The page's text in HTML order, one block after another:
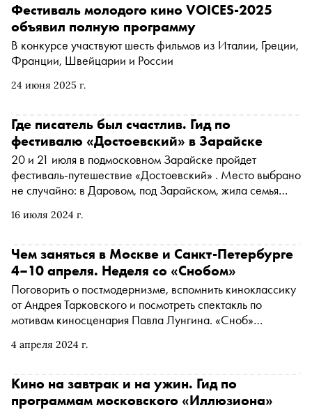
24 июня 2025 г.
Фестиваль молодого кино VOICES-2025
объявил полную программу
В конкурсе участвуют шесть фильмов из Италии, Греции,
Франции, Швейцарии и России
16 июля 2024 г.
Где писатель был счастлив. Гид по
фестивалю «Достоевский» в Зарайске
20 и 21 июля в подмосковном Зарайске пройдет
фестиваль-путешествие «Достоевский» . Место выбрано
не случайно: в Даровом, под Зарайском, жила семья
именно здесь он был действительно счастлив. Главная
между писателем и аудиторией. Программу придумали
насыщенную: спектакли на воде и в поле, променад в
кремле, ярмарка и литературные встречи. Подробнее —
в материале «Сноба»
4 апреля 2024 г.
Чем заняться в Москве и Санкт-Петербурге
4–10 апреля. Неделя со «Снобом»
Поговорить о постмодернизме, вспомнить киноклассику
от Андрея Тарковского и посмотреть спектакль по
мотивам киносценария Павла Лунгина. «Сноб»
ближайшей неделе
Кино на завтрак и на ужин. Гид по
программам московского «Иллюзиона»